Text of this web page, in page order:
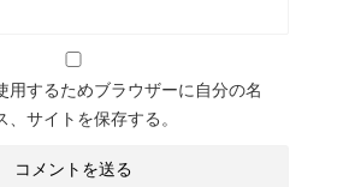
用するためブラウザーに自分の名
サイトを保存する。